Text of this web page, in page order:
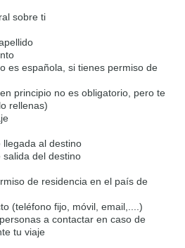
sobre ti
es española, si tienes permiso de
principio no es obligatorio, pero te
rellenas)
llegada al destino
salida del destino
de residencia en el país de
(teléfono fijo, móvil, email,....)
a contactar en caso de
tu viaje